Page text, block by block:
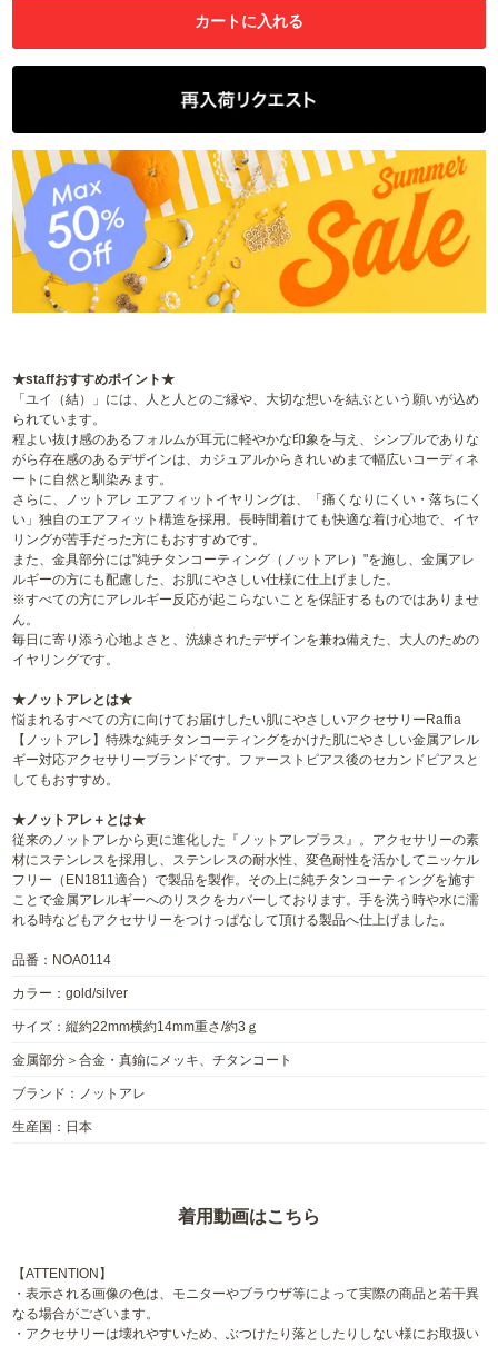
★staffおすすめポイント★
「ユイ（結）」には、人と人とのご縁や、大切な想いを結ぶという願いが込め
られています。
程よい抜け感のあるフォルムが耳元に軽やかな印象を与え、シンプルでありな
がら存在感のあるデザインは、カジュアルからきれいめまで幅広いコーディネ
ートに自然と馴染みます。
さらに、ノットアレ エアフィットイヤリングは、「痛くなりにくい・落ちにく
い」独自のエアフィット構造を採用。長時間着けても快適な着け心地で、イヤ
リングが苦手だった方にもおすすめです。
また、金具部分には"純チタンコーティング（ノットアレ）"を施し、金属アレ
ルギーの方にも配慮した、お肌にやさしい仕様に仕上げました。
※すべての方にアレルギー反応が起こらないことを保証するものではありませ
ん。
毎日に寄り添う心地よさと、洗練されたデザインを兼ね備えた、大人のための
イヤリングです。
★ノットアレとは★
悩まれるすべての方に向けてお届けしたい肌にやさしいアクセサリーRaffia
【ノットアレ】特殊な純チタンコーティングをかけた肌にやさしい金属アレル
ギー対応アクセサリーブランドです。ファーストピアス後のセカンドピアスと
してもおすすめ。
★ノットアレ＋とは★
従来のノットアレから更に進化した『ノットアレプラス』。アクセサリーの素
材にステンレスを採用し、ステンレスの耐水性、変色耐性を活かしてニッケル
フリー（EN1811適合）で製品を製作。その上に純チタンコーティングを施す
ことで金属アレルギーへのリスクをカバーしております。手を洗う時や水に濡
れる時などもアクセサリーをつけっぱなして頂ける製品へ仕上げました。
品番：NOA0114
カラー：gold/silver
サイズ：縦約22mm横約14mm重さ/約3ｇ
金属部分＞合金・真鍮にメッキ、チタンコート
ブランド：ノットアレ
生産国：日本
着用動画はこちら
【ATTENTION】
・表示される画像の色は、モニターやブラウザ等によって実際の商品と若干異
なる場合がございます。
・アクセサリーは壊れやすいため、ぶつけたり落としたりしない様にお取扱い